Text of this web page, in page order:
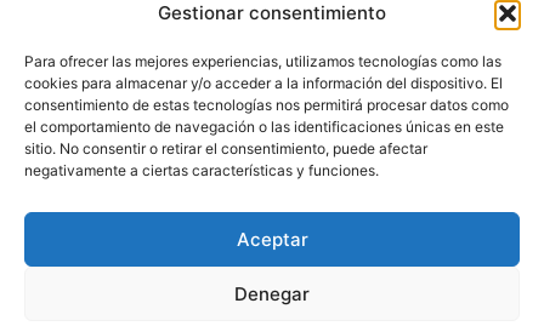
Gestionar consentimiento
Para ofrecer las mejores experiencias, utilizamos tecnologías como las
cookies para almacenar y/o acceder a la información del dispositivo. El
consentimiento de estas tecnologías nos permitirá procesar datos como
el comportamiento de navegación o las identificaciones únicas en este
sitio. No consentir o retirar el consentimiento, puede afectar
negativamente a ciertas características y funciones.
Aceptar
Denegar